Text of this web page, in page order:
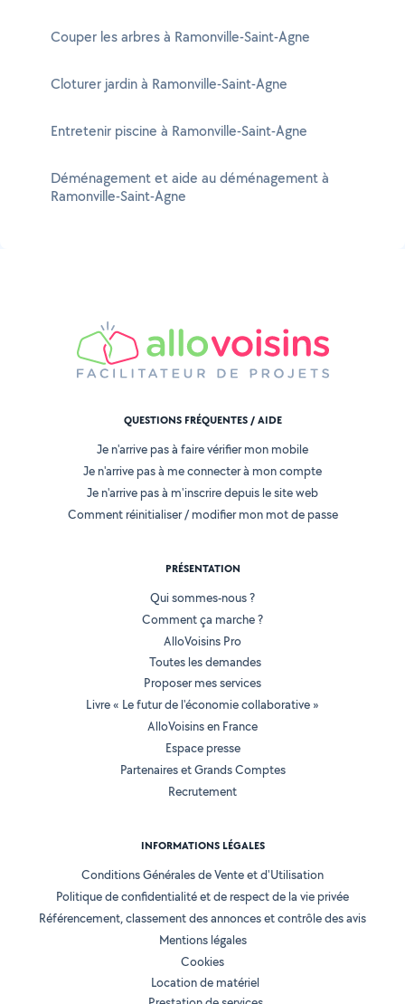
Couper les arbres à Ramonville-Saint-Agne
Cloturer jardin à Ramonville-Saint-Agne
Entretenir piscine à Ramonville-Saint-Agne
Déménagement et aide au déménagement à
Ramonville-Saint-Agne
QUESTIONS FRÉQUENTES / AIDE
Je n'arrive pas à faire vérifier mon mobile
Je n'arrive pas à me connecter à mon compte
Je n'arrive pas à m'inscrire depuis le site web
Comment réinitialiser / modifier mon mot de passe
PRÉSENTATION
Qui sommes-nous ?
Comment ça marche ?
AlloVoisins Pro
Toutes les demandes
Proposer mes services
Livre « Le futur de l'économie collaborative »
AlloVoisins en France
Espace presse
Partenaires et Grands Comptes
Recrutement
INFORMATIONS LÉGALES
Conditions Générales de Vente et d'Utilisation
Politique de confidentialité et de respect de la vie privée
Référencement, classement des annonces et contrôle des avis
Mentions légales
Cookies
Location de matériel